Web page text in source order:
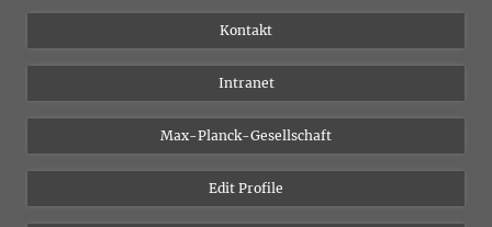
Bluesky
Vimeo
Newsletter
Kontakt
Intranet
Max-Planck-Gesellschaft
Edit Profile